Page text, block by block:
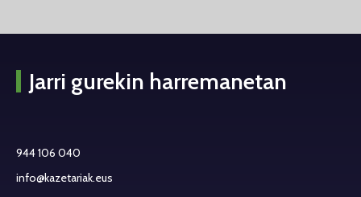
Jarri gurekin harremanetan
944 106 040
info@kazetariak.eus